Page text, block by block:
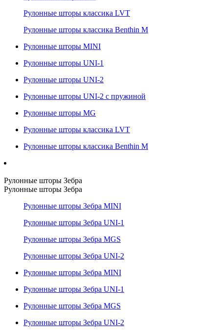
Рулонные шторы классика LVT
Рулонные шторы классика Benthin M
Рулонные шторы MINI
Рулонные шторы UNI-1
Рулонные шторы UNI-2
Рулонные шторы UNI-2 с пружиной
Рулонные шторы MG
Рулонные шторы классика LVT
Рулонные шторы классика Benthin M
Рулонные шторы Зебра
Рулонные шторы Зебра
Рулонные шторы Зебра MINI
Рулонные шторы Зебра UNI-1
Рулонные шторы Зебра MGS
Рулонные шторы Зебра UNI-2
Рулонные шторы Зебра MINI
Рулонные шторы Зебра UNI-1
Рулонные шторы Зебра MGS
Рулонные шторы Зебра UNI-2